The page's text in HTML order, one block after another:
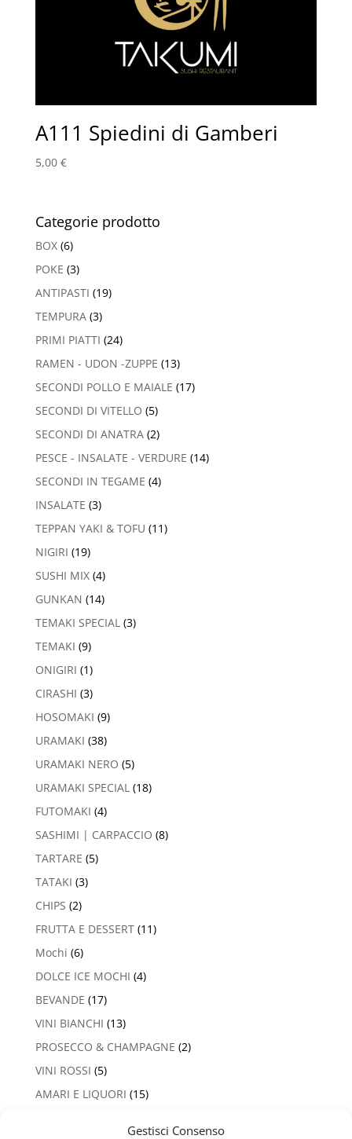
Gestisci Consenso
A111 Spiedini di Gamberi
5,00 €
Categorie prodotto
BOX (6)
POKE (3)
ANTIPASTI (19)
TEMPURA (3)
PRIMI PIATTI (24)
RAMEN - UDON -ZUPPE (13)
SECONDI POLLO E MAIALE (17)
SECONDI DI VITELLO (5)
SECONDI DI ANATRA (2)
PESCE - INSALATE - VERDURE (14)
SECONDI IN TEGAME (4)
INSALATE (3)
TEPPAN YAKI & TOFU (11)
NIGIRI (19)
SUSHI MIX (4)
GUNKAN (14)
TEMAKI SPECIAL (3)
TEMAKI (9)
ONIGIRI (1)
CIRASHI (3)
HOSOMAKI (9)
URAMAKI (38)
URAMAKI NERO (5)
URAMAKI SPECIAL (18)
FUTOMAKI (4)
SASHIMI | CARPACCIO (8)
TARTARE (5)
TATAKI (3)
CHIPS (2)
FRUTTA E DESSERT (11)
Mochi (6)
DOLCE ICE MOCHI (4)
BEVANDE (17)
VINI BIANCHI (13)
PROSECCO & CHAMPAGNE (2)
VINI ROSSI (5)
AMARI E LIQUORI (15)